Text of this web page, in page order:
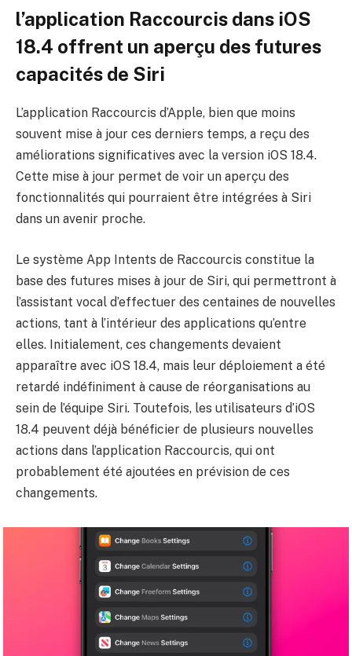
l’application Raccourcis dans iOS
18.4 offrent un aperçu des futures
capacités de Siri
L’application Raccourcis d’Apple, bien que moins
souvent mise à jour ces derniers temps, a reçu des
améliorations significatives avec la version iOS 18.4.
Cette mise à jour permet de voir un aperçu des
fonctionnalités qui pourraient être intégrées à Siri
dans un avenir proche.
Le système App Intents de Raccourcis constitue la
base des futures mises à jour de Siri, qui permettront à
l’assistant vocal d’effectuer des centaines de nouvelles
actions, tant à l’intérieur des applications qu’entre
elles. Initialement, ces changements devaient
apparaître avec iOS 18.4, mais leur déploiement a été
retardé indéfiniment à cause de réorganisations au
sein de l’équipe Siri. Toutefois, les utilisateurs d’iOS
18.4 peuvent déjà bénéficier de plusieurs nouvelles
actions dans l’application Raccourcis, qui ont
probablement été ajoutées en prévision de ces
changements.